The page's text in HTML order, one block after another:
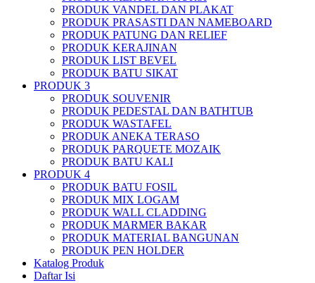
PRODUK VANDEL DAN PLAKAT
PRODUK PRASASTI DAN NAMEBOARD
PRODUK PATUNG DAN RELIEF
PRODUK KERAJINAN
PRODUK LIST BEVEL
PRODUK BATU SIKAT
PRODUK 3
PRODUK SOUVENIR
PRODUK PEDESTAL DAN BATHTUB
PRODUK WASTAFEL
PRODUK ANEKA TERASO
PRODUK PARQUETE MOZAIK
PRODUK BATU KALI
PRODUK 4
PRODUK BATU FOSIL
PRODUK MIX LOGAM
PRODUK WALL CLADDING
PRODUK MARMER BAKAR
PRODUK MATERIAL BANGUNAN
PRODUK PEN HOLDER
Katalog Produk
Daftar Isi